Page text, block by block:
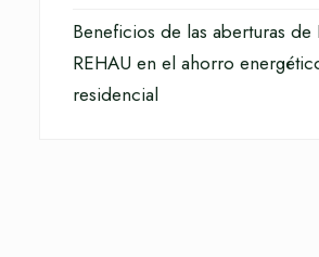
Beneficios de las aberturas de
REHAU en el ahorro
residencial